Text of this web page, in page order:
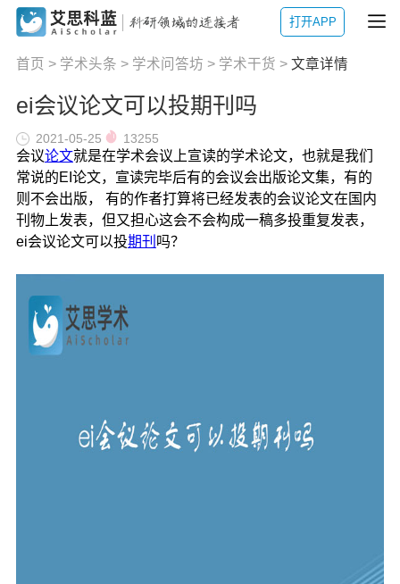
打开APP
首页 > 学术头条 > 学术问答坊 > 学术干货 > 文章详情
ei会议论文可以投期刊吗
2021-05-25 13255
会议论文就是在学术会议上宣读的学术论文，也就是我们
常说的EI论文，宣读完毕后有的会议会出版论文集，有的
则不会出版， 有的作者打算将已经发表的会议论文在国内
刊物上发表，但又担心这会不会构成一稿多投重复发表，
ei会议论文可以投期刊 吗？